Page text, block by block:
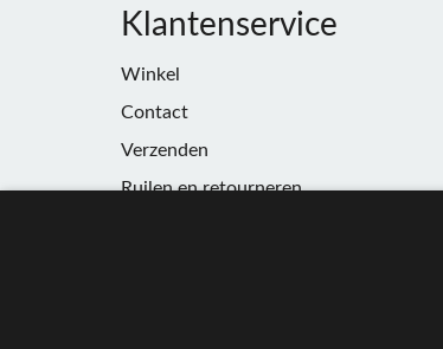
Klantenservice
Winkel
Contact
Verzenden
Ruilen en retourneren